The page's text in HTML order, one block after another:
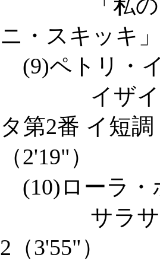
「私のお
ニ・スキッキ
(9)ペトリ・
イザイ・無
タ第2番 イ短
（2'19"）
(10)ローラ・
サラサーテ
2（3'55"）